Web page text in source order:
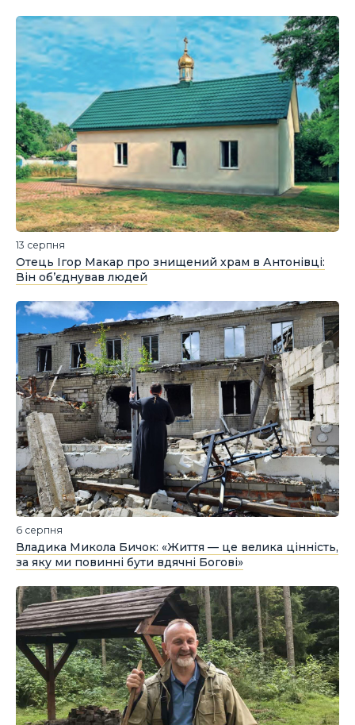
13 серпня
Отець Ігор Макар про знищений храм в Антонівці:
Він об’єднував людей
6 серпня
Владика Микола Бичок: «Життя — це велика цінність,
за яку ми повинні бути вдячні Богові»